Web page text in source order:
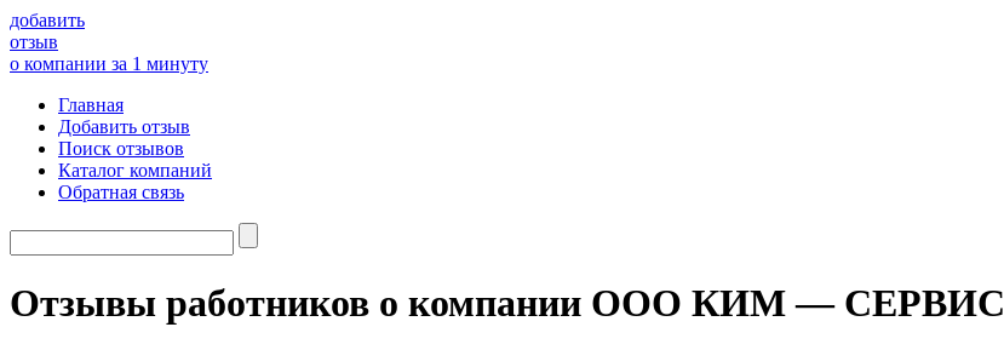
добавить
отзыв
о компании за 1 минуту
Главная
Добавить отзыв
Поиск отзывов
Каталог компаний
Обратная связь
Отзывы работников о компании ООО КИМ — СЕРВИС